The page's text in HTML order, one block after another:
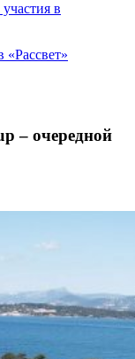
в
«Рассвет»
– очередной